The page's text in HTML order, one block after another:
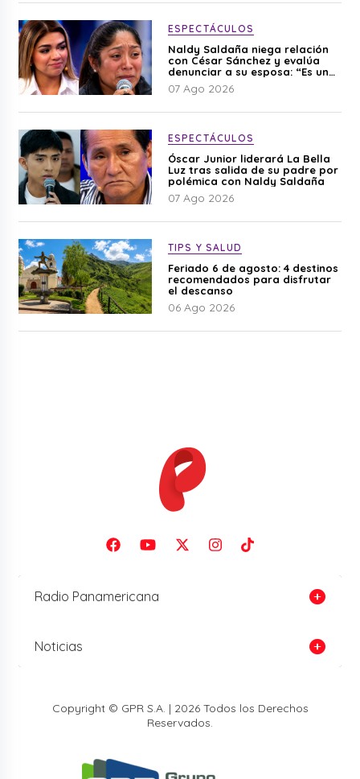
ESPECTÁCULOS
Naldy Saldaña niega relación
con César Sánchez y evalúa
denunciar a su esposa: “Es una
difamación”
07 Ago 2026
ESPECTÁCULOS
Óscar Junior liderará La Bella
Luz tras salida de su padre por
polémica con Naldy Saldaña
07 Ago 2026
TIPS Y SALUD
Feriado 6 de agosto: 4 destinos
recomendados para disfrutar
el descanso
06 Ago 2026
Radio Panamericana
Noticias
Copyright © GPR S.A. | 2026 Todos los Derechos
Reservados.